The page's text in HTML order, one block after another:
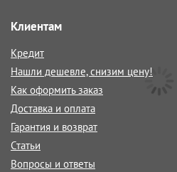
Клиентам
Кредит
Нашли дешевле, снизим цену!
Как оформить заказ
Доставка и оплата
Гарантия и возврат
Статьи
Вопросы и ответы